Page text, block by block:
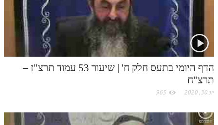
הדף היומי בתעס חלק ח' | שיעור 53 עמוד תרצ"ז –
תרצ"ח
יונ 30, 2020 965